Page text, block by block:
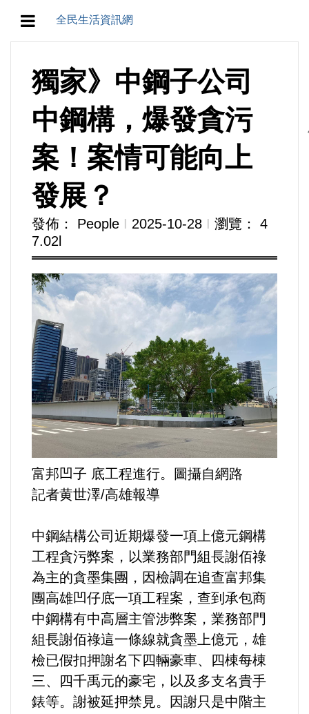
全民生活資訊網
教育/五育/五創
人生/生存/生活
產業/經濟
政治/政黨
農業/技術/肥飼料/農藥/產銷
食品/衛生/醫療/照護
運動/體育/休閒/育樂
兩岸/大陸
寵物/動保
婦女/孩童
健康/養生
命理/信仰/宗教/宮廟/教會
演講/發表會/論壇/研討會
內政/社會/福利/弱勢/慈善
國際/全球
獨家》中鋼子公司
中鋼構，爆發貪污
案！案情可能向上
發展？
發佈： People Ι 2025-10-28 Ι 瀏覽： 4
7.02l
富邦凹子 底工程進行。圖攝自網路
記者黄世澤/高雄報導
中鋼結構公司近期爆發一項上億元鋼構
工程貪污弊案，以業務部門組長謝佰祿
為主的貪墨集團，因檢調在追查富邦集
團高雄凹仔底一項工程案，查到承包商
中鋼構有中高層主管涉弊案，業務部門
組長謝佰祿這一條線就貪墨上億元，雄
檢已假扣押謝名下四輛豪車、四棟每棟
三、四千禹元的豪宅，以及多支名貴手
錶等。謝被延押禁見。因謝只是中階主